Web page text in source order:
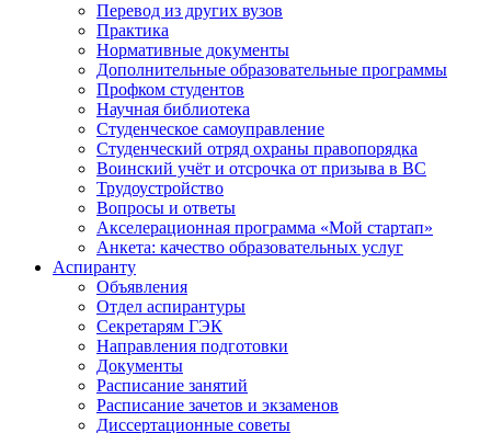
Перевод из других вузов
Практика
Нормативные документы
Дополнительные образовательные программы
Профком студентов
Научная библиотека
Студенческое самоуправление
Студенческий отряд охраны правопорядка
Воинский учёт и отсрочка от призыва в ВС
Трудоустройство
Вопросы и ответы
Акселерационная программа «Мой стартап»
Анкета: качество образовательных услуг
Аспиранту
Объявления
Отдел аспирантуры
Секретарям ГЭК
Направления подготовки
Документы
Расписание занятий
Расписание зачетов и экзаменов
Диссертационные советы